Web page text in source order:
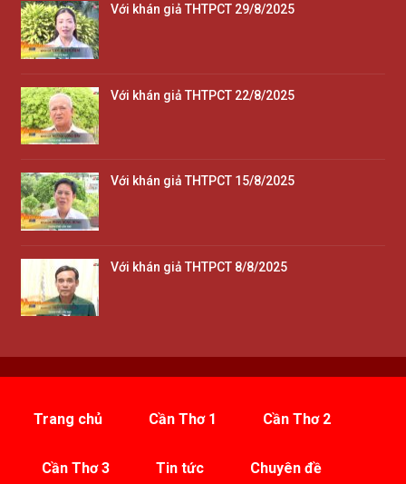
Với khán giả THTPCT 29/8/2025
Với khán giả THTPCT 22/8/2025
Với khán giả THTPCT 15/8/2025
Với khán giả THTPCT 8/8/2025
Trang chủ Cần Thơ 1 Cần Thơ 2
Cần Thơ 3 Tin tức Chuyên đề